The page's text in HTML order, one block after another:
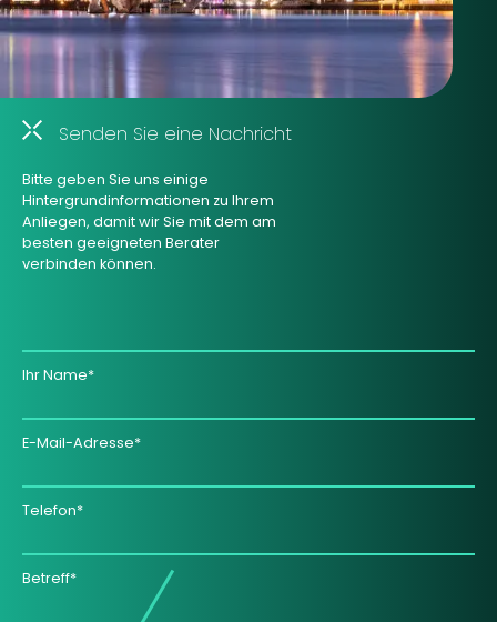
Senden Sie eine Nachricht
Bitte geben Sie uns einige
Hintergrundinformationen zu Ihrem
Anliegen, damit wir Sie mit dem am
besten geeigneten Berater
verbinden können.
Ihr Name*
E-Mail-Adresse*
Telefon*
Betreff*